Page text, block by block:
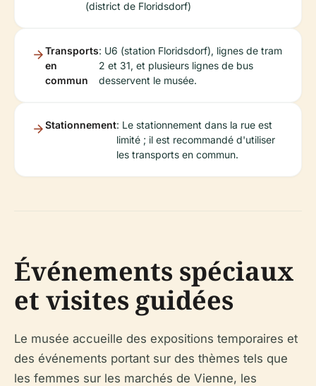
(district de Floridsdorf)
Transports
en
commun
: U6 (station Floridsdorf), lignes de tram
2 et 31, et plusieurs lignes de bus
desservent le musée.
Stationnement: Le stationnement dans la rue est
limité ; il est recommandé d'utiliser
les transports en commun.
Événements spéciaux
et visites guidées
Le musée accueille des expositions temporaires et
des événements portant sur des thèmes tels que
les femmes sur les marchés de Vienne, les